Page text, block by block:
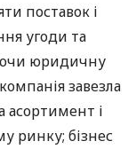
поставок і
угоди та
юридичну
завезла
асортимент і
ринку; бізнес